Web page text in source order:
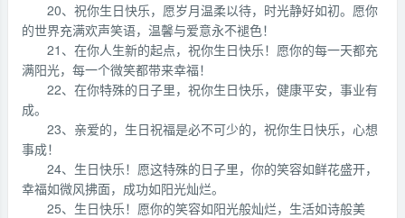
20、祝你生日快乐，愿岁月温柔以待，时光静好如初。愿你
的世界充满欢声笑语，温馨与爱意永不褪色！
21、在你人生新的起点，祝你生日快乐！愿你的每一天都充
满阳光，每一个微笑都带来幸福！
22、在你特殊的日子里，祝你生日快乐，健康平安，事业有
成。
23、亲爱的，生日祝福是必不可少的，祝你生日快乐，心想
事成！
24、生日快乐！愿这特殊的日子里，你的笑容如鲜花盛开，
幸福如微风拂面，成功如阳光灿烂。
25、生日快乐！愿你的笑容如阳光般灿烂，生活如诗般美